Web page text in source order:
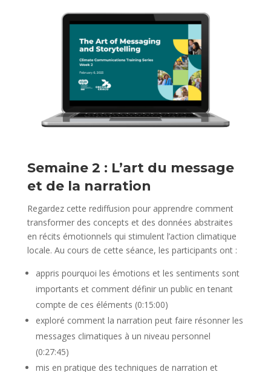
Semaine 2 : L’art du message
et de la narration
Regardez cette rediffusion pour apprendre comment
transformer des concepts et des données abstraites
en récits émotionnels qui stimulent l’action climatique
locale. Au cours de cette séance, les participants ont :
appris pourquoi les émotions et les sentiments sont
importants et comment définir un public en tenant
compte de ces éléments (0:15:00)
exploré comment la narration peut faire résonner les
messages climatiques à un niveau personnel
(0:27:45)
mis en pratique des techniques de narration et